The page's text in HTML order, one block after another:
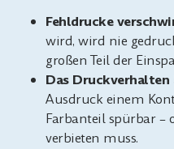
Fehldrucke
wird, wird nie
großen Teil der
Das Druckverhalten
Ausdruck einem
Farbanteil spürbar –
verbieten muss.